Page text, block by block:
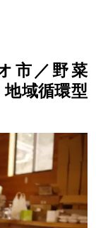
市／野菜
域循環型